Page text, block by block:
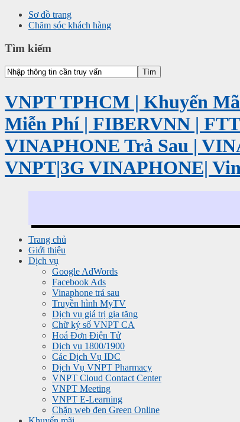
Sơ đồ trang
Chăm sóc khách hàng
Tìm kiếm
VNPT TPHCM | Khuyến
Miễn Phí | FIBERVNN |
VINAPHONE Trả Sau |
VNPT|3G VINAPHONE|
Trang chủ
Giới thiệu
Dịch vụ
Google AdWords
Facebook Ads
Vinaphone trả sau
Truyền hình MyTV
Dịch vụ giá trị gia tăng
Chữ ký số VNPT CA
Hoá Đơn Điện Tử
Dịch vụ 1800/1900
Các Dịch Vụ IDC
Dịch Vụ VNPT Pharmacy
VNPT Cloud Contact Center
VNPT Meeting
VNPT E-Learning
Chặn web đen Green Online